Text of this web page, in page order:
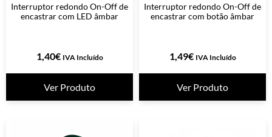
Interruptor redondo On-Off de
encastrar com LED âmbar
1,40€ IVA Incluído
Ver Produto
Interruptor redondo On-Off de
encastrar com botão âmbar
1,49€ IVA Incluído
Ver Produto